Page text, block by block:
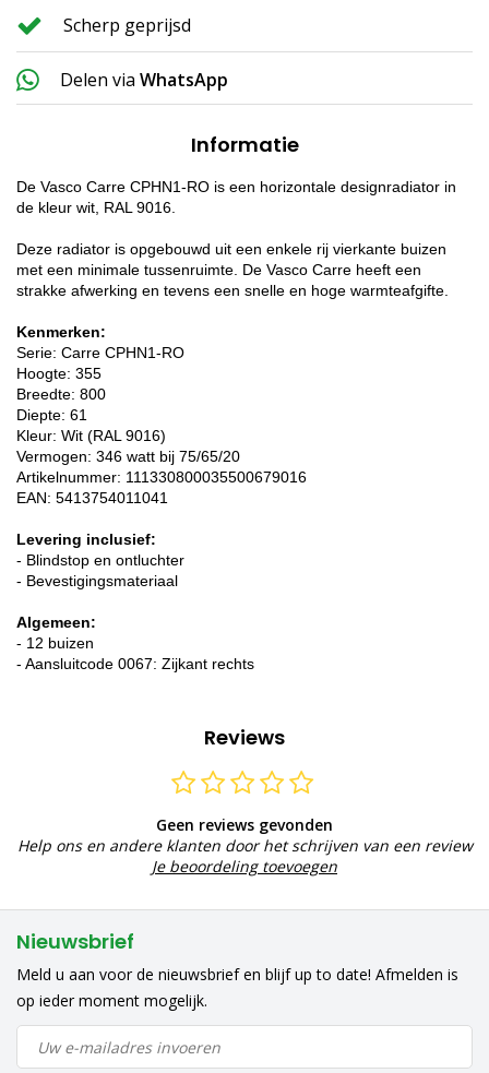
Scherp geprijsd
Delen via WhatsApp
Informatie
De Vasco Carre CPHN1-RO is een horizontale designradiator in
de kleur wit, RAL 9016.
Deze radiator is opgebouwd uit een enkele rij vierkante buizen
met een minimale tussenruimte. De Vasco Carre heeft een
strakke afwerking en tevens een snelle en hoge warmteafgifte.
Kenmerken:
Serie: Carre CPHN1-RO
Hoogte: 355
Breedte: 800
Diepte: 61
Kleur: Wit (RAL 9016)
Vermogen: 346 watt bij 75/65/20
Artikelnummer: 111330800035500679016
EAN: 5413754011041
Levering inclusief:
- Blindstop en ontluchter
- Bevestigingsmateriaal
Algemeen:
- 12 buizen
- Aansluitcode 0067: Zijkant rechts
Reviews
Geen reviews gevonden
Help ons en andere klanten door het schrijven van een review
Je beoordeling toevoegen
Nieuwsbrief
Meld u aan voor de nieuwsbrief en blijf up to date! Afmelden is
op ieder moment mogelijk.